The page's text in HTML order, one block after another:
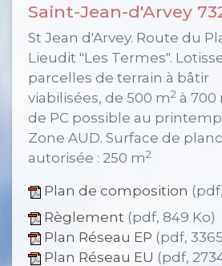
Saint-Jean-d'Arvey
St Jean d'Arvey. Route du
Lieudit "Les Termes".
parcelles de terrain à bâtir
viabilisées, de 500 m2 à 700
de PC possible au
Zone AUD. Surface de
autorisée : 250 m2
Plan de composition
Règlement (pdf, 849 Ko)
Plan Réseau EP (pdf,
Plan Réseau EU (pdf,